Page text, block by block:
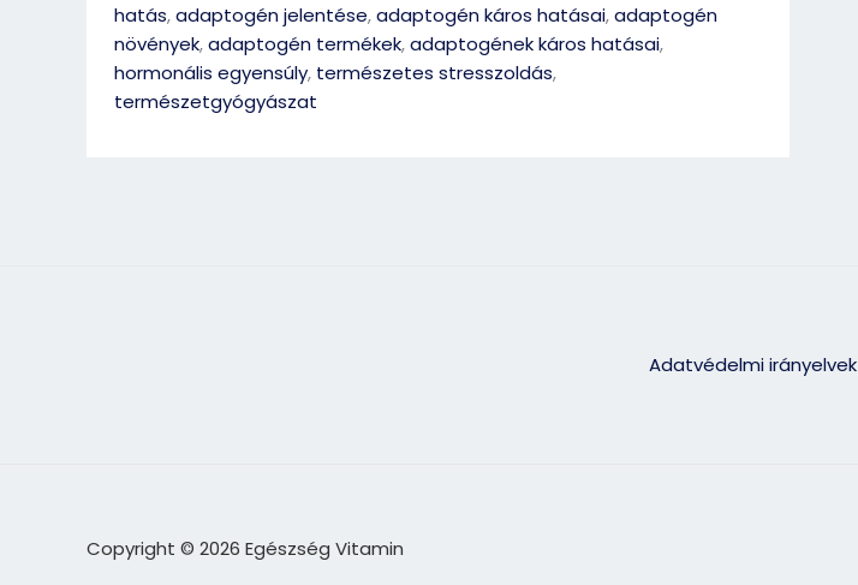
hatás,adaptogén jelentése,adaptogén káros hatásai,adaptogén
növények,adaptogén termékek,adaptogének káros hatásai,
hormonális egyensúly, természetes stresszoldás,
természetgyógyászat
Adatvédelmi irányelvek
Copyright © 2026 Egészség Vitamin